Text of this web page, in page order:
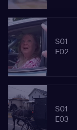
S01
E02
S01
E03